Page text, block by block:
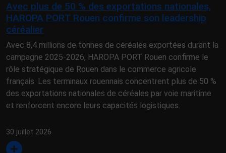
Avec plus de 50 % des exportations nationales,
HAROPA PORT Rouen confirme son leadership
céréalier
Avec 8,4 millions de tonnes de céréales exportées durant la
campagne 2025-2026, HAROPA PORT Rouen confirme le
rôle stratégique de Rouen dans le commerce agricole
français. Les terminaux rouennais concentrent plus de 50 %
des exportations nationales de céréales par voie maritime
et renforcent encore leurs capacités logistiques.
30 juillet 2026